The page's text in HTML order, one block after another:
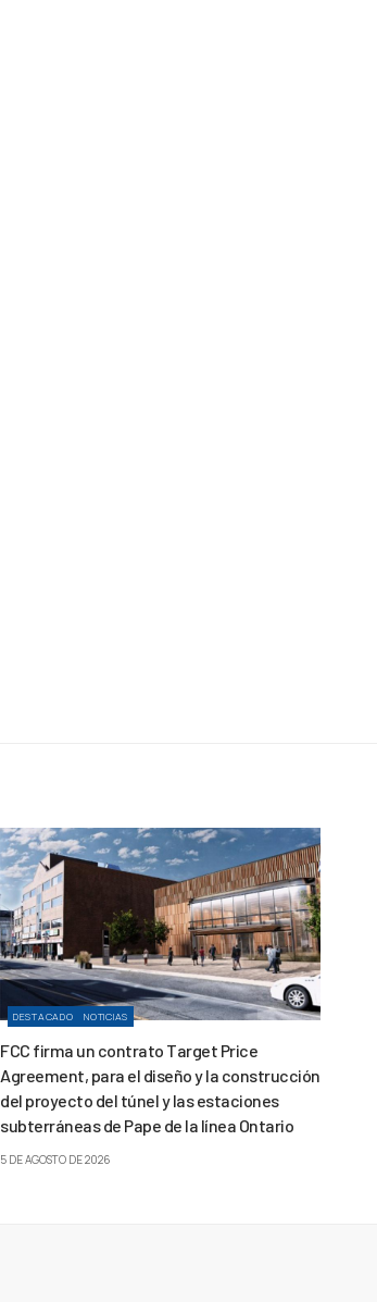
DESTACADO NOTICIAS
FCC firma un contrato Target Price
Agreement, para el diseño y la construcción
del proyecto del túnel y las estaciones
subterráneas de Pape de la línea Ontario
5 DE AGOSTO DE 2026